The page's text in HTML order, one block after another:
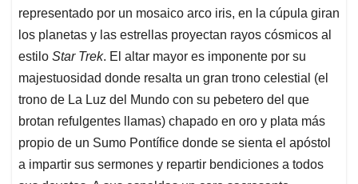
representado por un mosaico arco iris, en la cúpula giran
los planetas y las estrellas proyectan rayos cósmicos al
estilo Star Trek. El altar mayor es imponente por su
majestuosidad donde resalta un gran trono celestial (el
trono de La Luz del Mundo con su pebetero del que
brotan refulgentes llamas) chapado en oro y plata más
propio de un Sumo Pontífice donde se sienta el apóstol
a impartir sus sermones y repartir bendiciones a todos